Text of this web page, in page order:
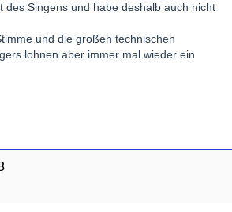
des Singens und habe deshalb auch nicht
und die großen technischen
lohnen aber immer mal wieder ein